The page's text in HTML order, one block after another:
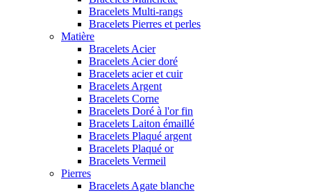
Bracelets Multi-rangs
Bracelets Pierres et perles
Matière
Bracelets Acier
Bracelets Acier doré
Bracelets acier et cuir
Bracelets Argent
Bracelets Corne
Bracelets Doré à l'or fin
Bracelets Laiton émaillé
Bracelets Plaqué argent
Bracelets Plaqué or
Bracelets Vermeil
Pierres
Bracelets Agate blanche